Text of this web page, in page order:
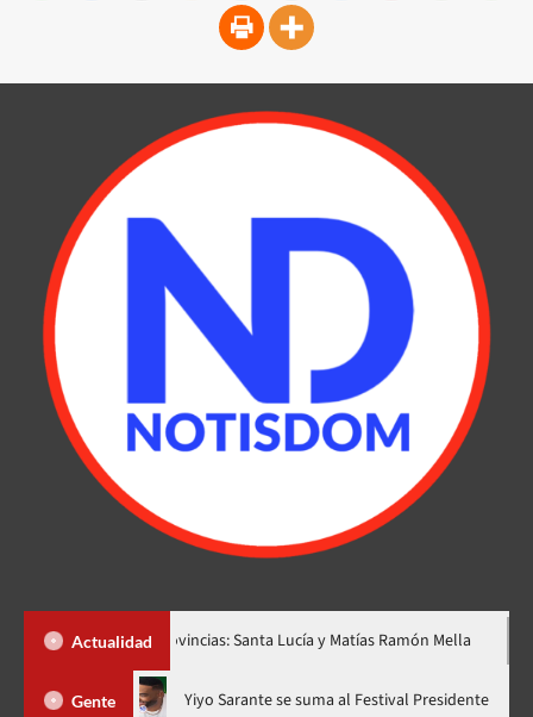
Actualidad
nuevas provincias: Santa Lucía y Matías Ramón Mella
Gente
en nuevo horario Yiyo Sarante se suma al Festival